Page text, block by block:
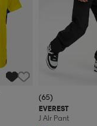
(65)
EVEREST
J Alr Pant